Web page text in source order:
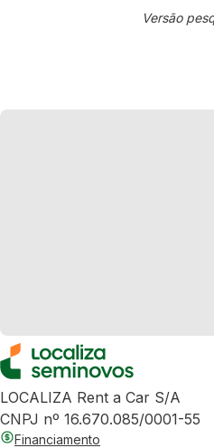
Versão
LOCALIZA Rent a Car S/A
CNPJ nº 16.670.085/0001-55
Financiamento